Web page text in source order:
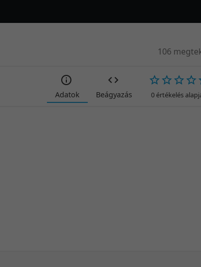
106
Adatok Beágyazás 0 értékelés